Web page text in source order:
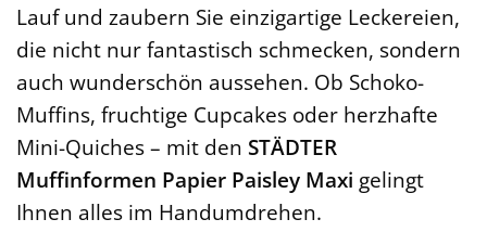
Lauf und zaubern Sie einzigartige Leckereien,
die nicht nur fantastisch schmecken, sondern
auch wunderschön aussehen. Ob Schoko-
Muffins, fruchtige Cupcakes oder herzhafte
Mini-Quiches – mit den STÄDTER
Muffinformen Papier Paisley Maxi gelingt
Ihnen alles im Handumdrehen.